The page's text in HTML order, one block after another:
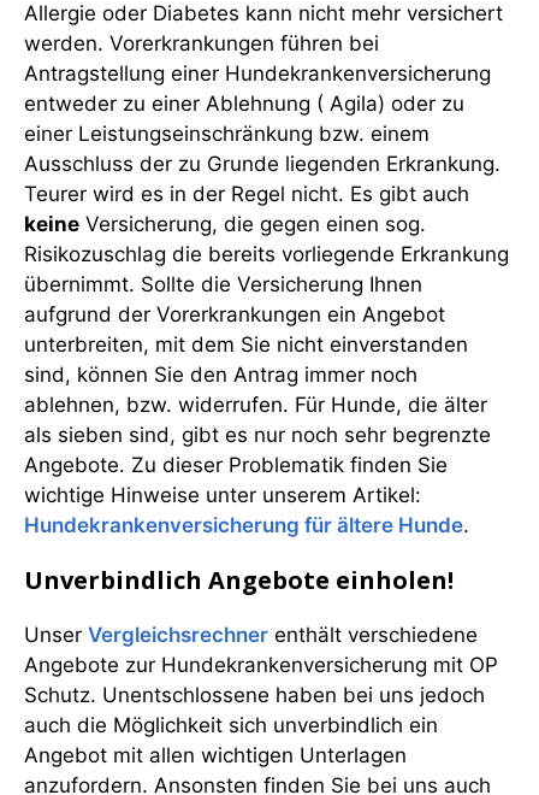
Allergie oder Diabetes kann nicht mehr versichert
werden. Vorerkrankungen führen bei
Antragstellung einer Hundekrankenversicherung
entweder zu einer Ablehnung ( Agila) oder zu
einer Leistungseinschränkung bzw. einem
Ausschluss der zu Grunde liegenden Erkrankung.
Teurer wird es in der Regel nicht. Es gibt auch
keine Versicherung, die gegen einen sog.
Risikozuschlag die bereits vorliegende Erkrankung
übernimmt. Sollte die Versicherung Ihnen
aufgrund der Vorerkrankungen ein Angebot
unterbreiten, mit dem Sie nicht einverstanden
sind, können Sie den Antrag immer noch
ablehnen, bzw. widerrufen. Für Hunde, die älter
als sieben sind, gibt es nur noch sehr begrenzte
Angebote. Zu dieser Problematik finden Sie
wichtige Hinweise unter unserem Artikel:
Hundekrankenversicherung für ältere Hunde.
Unverbindlich Angebote einholen!
Unser Vergleichsrechner enthält verschiedene
Angebote zur Hundekrankenversicherung mit OP
Schutz. Unentschlossene haben bei uns jedoch
auch die Möglichkeit sich unverbindlich ein
Angebot mit allen wichtigen Unterlagen
anzufordern. Ansonsten finden Sie bei uns auch